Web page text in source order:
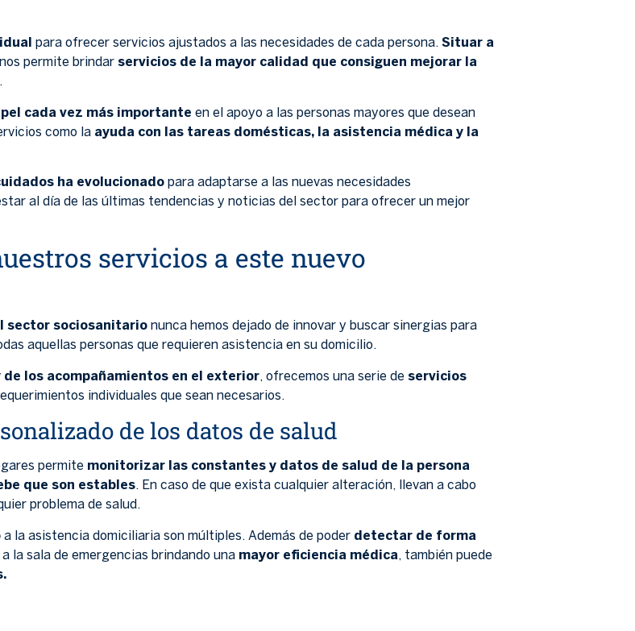
para ofrecer servicios ajustados a las necesidades de cada persona. Situar a
nos permite brindar servicios de la mayor calidad que consiguen mejorar la
cada vez más importante en el apoyo a las personas mayores que desean
como la ayuda con las tareas domésticas, la asistencia médica y la
ha evolucionado para adaptarse a las nuevas necesidades
al día de las últimas tendencias y noticias del sector para ofrecer un mejor
servicios a este nuevo
sector sociosanitario nunca hemos dejado de innovar y buscar sinergias para
aquellas personas que requieren asistencia en su domicilio.
de los acompañamientos en el exterior, ofrecemos una serie de servicios
individuales que sean necesarios.
de los datos de salud
permite monitorizar las constantes y datos de salud de la persona
que son estables. En caso de que exista cualquier alteración, llevan a cabo
problema de salud.
a la asistencia domiciliaria son múltiples. Además de poder detectar de forma
a la sala de emergencias brindando una mayor eficiencia médica , también puede